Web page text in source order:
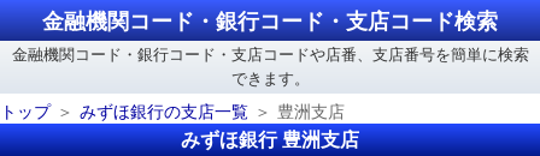
金融機関コード・銀行コード・支店コード検索
金融機関コード・銀行コード・支店コードや店番、支店番号を簡単に検索
できます。
トップ
みずほ銀行の支店一覧 豊洲支店
みずほ銀行 豊洲支店